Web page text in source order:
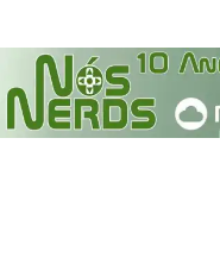
para
conteúdo